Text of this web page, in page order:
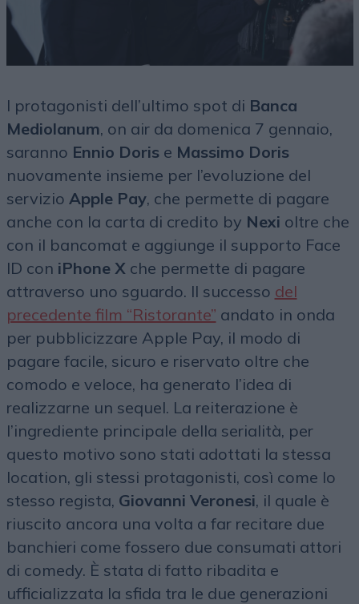
I protagonisti dell’ultimo spot di Banca
Mediolanum, on air da domenica 7 gennaio,
saranno Ennio Dorise Massimo Doris
nuovamente insieme per l’evoluzione del
servizio Apple Pay, che permette di pagare
anche con la carta di credito by Nexi oltre che
con il bancomat e aggiunge il supporto Face
ID con iPhone X che permette di pagare
attraverso uno sguardo. Il successo del
precedente film “Ristorante” andato in onda
per pubblicizzare Apple Pay, il modo di
pagare facile, sicuro e riservato oltre che
comodo e veloce, ha generato l’idea di
realizzarne un sequel. La reiterazione è
l’ingrediente principale della serialità, per
questo motivo sono stati adottati la stessa
location, gli stessi protagonisti, così come lo
stesso regista, Giovanni Veronesi, il quale è
riuscito ancora una volta a far recitare due
banchieri come fossero due consumati attori
di comedy. È stata di fatto ribadita e
ufficializzata la sfida tra le due generazioni